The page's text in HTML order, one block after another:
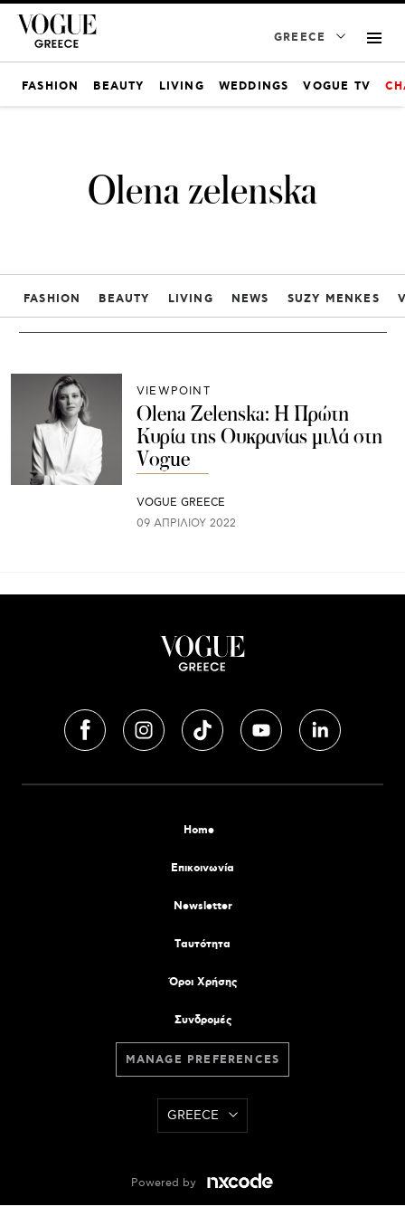
GREECE
FASHION BEAUTY LIVING WEDDINGS VOGUE TV
Olena zelenska
FASHION BEAUTY LIVING NEWS SUZY MENKES
VIEWPOINT
Olena Zelenska: Η Πρώτη
Κυρία της Ουκρανίας μιλά στη
Vogue
VOGUE GREECE
09 ΑΠΡΙΛΊΟΥ 2022
Home
Επικοινωνία
Newsletter
Tαυτότητα
Όροι Χρήσης
Συνδρομές
MANAGE PREFERENCES
GREECE
Powered by